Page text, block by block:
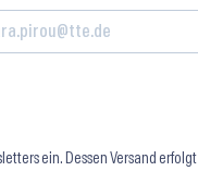
ein. Dessen Versand erfolgt